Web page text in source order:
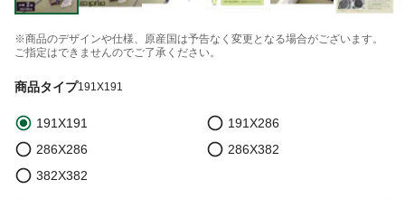
※商品のデザインや仕様、原産国は予告なく変更となる場合がございます。
ご指定はできませんのでご了承ください。
商品タイプ191X191
191X191
191X286
286X286
286X382
382X382